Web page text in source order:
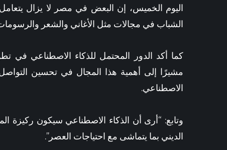
اليوم الخميس، إن البعض في مصر لا يزال
الشباب في مجالات مثل الأغاني والشعر
كما أكد الدور المحتمل للذكاء الاصطناعي في
مشيرًا إلى أهمية هذا المجال في تحسين التواصل
الاصطناعي.
وتابع: “أرى أن الذكاء الاصطناعي سيكون ركيزة
الديني بما يتماشى مع احتياجات العصر”.